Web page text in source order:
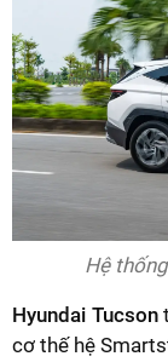
Hệ
Hyundai Tucson
cơ thế hệ